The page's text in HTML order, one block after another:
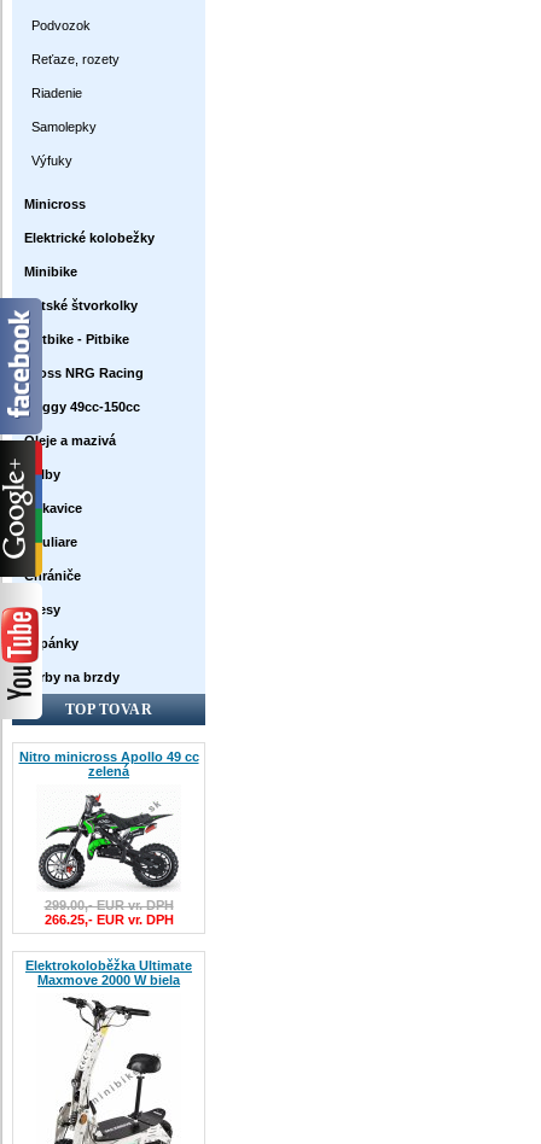
Podvozok
Reťaze, rozety
Riadenie
Samolepky
Výfuky
Minicross
Elektrické kolobežky
Minibike
Detské štvorkolky
Dirtbike - Pitbike
Cross NRG Racing
Buggy 49cc-150cc
Oleje a mazivá
Prilby
Rukavice
Okuliare
Chrániče
Dresy
Topánky
Farby na brzdy
TOP TOVAR
Nitro minicross Apollo 49 cc
zelená
299.00,- EUR vr. DPH
266.25,- EUR vr. DPH
Elektrokoloběžka Ultimate
Maxmove 2000 W biela